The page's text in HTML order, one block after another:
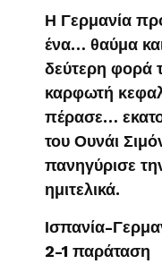
Η Γερμανία
ένα… θαύμα
δεύτερη φορά
καρφωτή
πέρασε…
του Ουνάι
πανηγύρισε
ημιτελικά.
Ισπανία-
2-1 παράταση